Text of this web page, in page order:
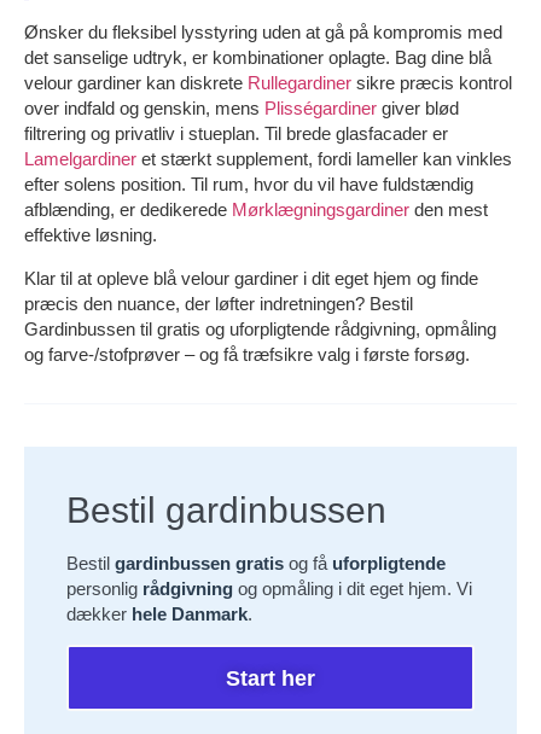
Ønsker du fleksibel lysstyring uden at gå på kompromis med
det sanselige udtryk, er kombinationer oplagte. Bag dine blå
velour gardiner kan diskrete Rullegardiner sikre præcis kontrol
over indfald og genskin, mens Plisségardiner giver blød
filtrering og privatliv i stueplan. Til brede glasfacader er
Lamelgardiner et stærkt supplement, fordi lameller kan vinkles
efter solens position. Til rum, hvor du vil have fuldstændig
afblænding, er dedikerede Mørklægningsgardiner den mest
effektive løsning.
Klar til at opleve blå velour gardiner i dit eget hjem og finde
præcis den nuance, der løfter indretningen? Bestil
Gardinbussen til gratis og uforpligtende rådgivning, opmåling
og farve-/stofprøver – og få træfsikre valg i første forsøg.
Bestil gardinbussen
Bestil gardinbussen gratis og få uforpligtende
personlig rådgivning og opmåling i dit eget hjem. Vi
dækker hele Danmark.
Start her